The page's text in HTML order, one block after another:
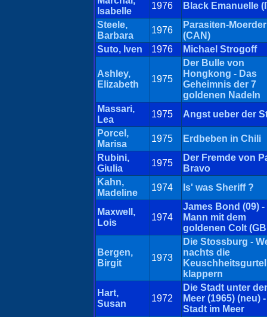
Isabelle
1976
Black Emanuelle
Steele,
Barbara
1976
Parasiten-Moerder
(CAN)
Suto, Iven
1976 Michael Strogoff
Ashley,
Elizabeth
1975
Der Bulle von
Hongkong - Das
Geheimnis der 7
goldenen Nadeln
Massari,
Lea
1975
Angst ueber der
Porcel,
Marisa
1975
Erdbeben in Chili
Rubini,
Giulia
1975
Der Fremde von
Bravo
Kahn,
Madeline
1974 Is' was Sheriff ?
Maxwell,
Lois
1974
James Bond (09) -
Mann mit dem
goldenen Colt
Bergen,
Birgit
1973
Die Stossburg -
nachts die
Keuschheitsgurtel
klappern
Hart,
Susan
1972
Die Stadt unter
Meer (1965) (neu)
Stadt im Meer